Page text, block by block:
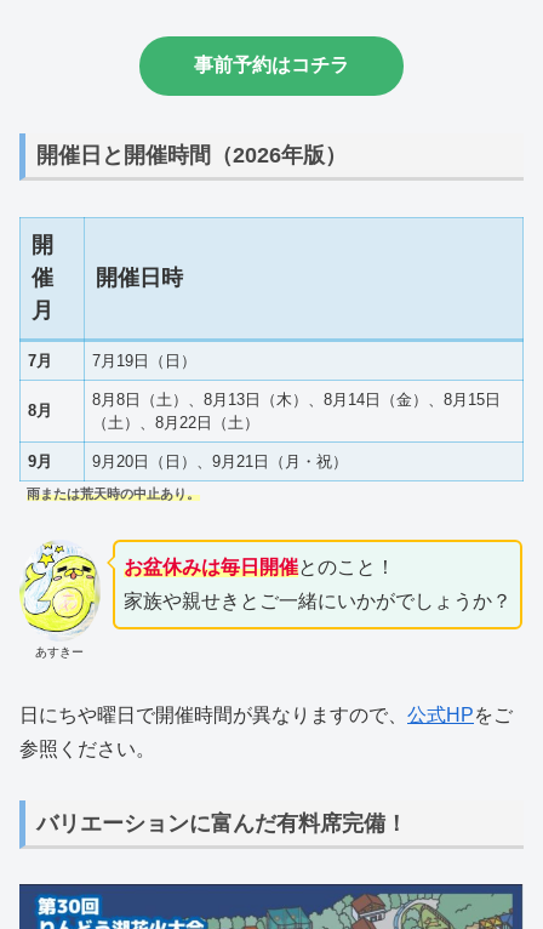
事前予約はコチラ
開催日と開催時間（2026年版）
開
催
月
開催日時
7月 7月19日（日）
8月
8月8日（土）、8月13日（木）、8月14日（金）、8月15日
（土）、8月22日（土）
9月 9月20日（日）、9月21日（月・祝）
雨または荒天時の中止あり。
あすきー
お盆休みは毎日開催とのこと！
家族や親せきとご一緒にいかがでしょうか？
日にちや曜日で開催時間が異なりますので、 公式HPをご
参照ください。
バリエーションに富んだ有料席完備！